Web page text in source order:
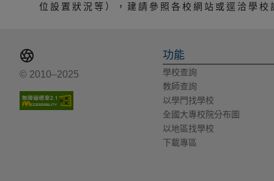
位設置狀況等），建請參照各校網站或逕洽學校
© 2010–2025
功能
學校查詢
教師查詢
以學門找學校
全國大專校院分布圖
以地區找學校
下載專區